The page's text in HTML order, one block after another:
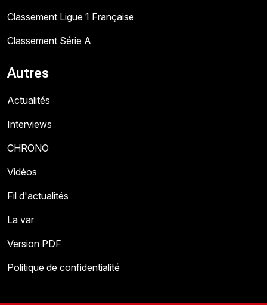
Classement Ligue 1 Française
Classement Série A
Autres
Actualités
Interviews
CHRONO
Vidéos
Fil d'actualités
La var
Version PDF
Politique de confidentialité